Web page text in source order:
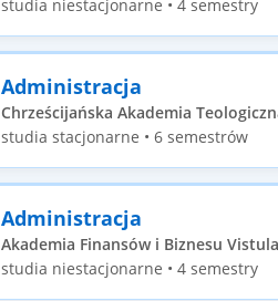
studia niestacjonarne • 4 semestry
Administracja
Chrześcijańska Akademia
studia stacjonarne • 6 semestrów
Administracja
Akademia Finansów i Biznesu
studia niestacjonarne • 4 semestry